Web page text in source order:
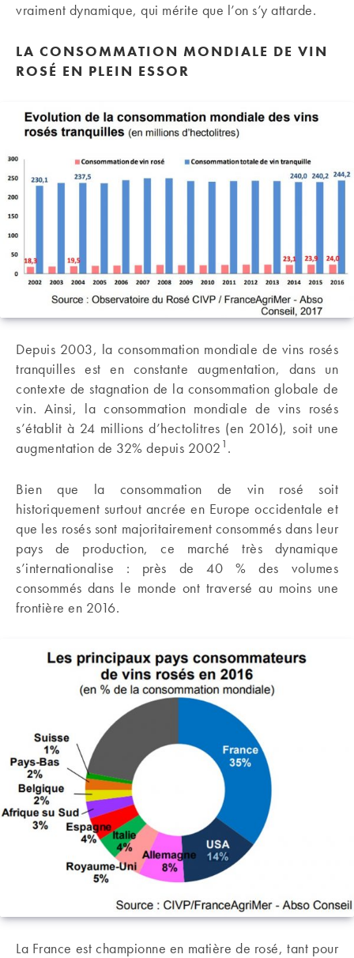
vraiment dynamique, qui mérite que l’on s’y attarde.
LA CONSOMMATION MONDIALE DE VIN
ROSÉ EN PLEIN ESSOR
Depuis 2003, la consommation mondiale de vins rosés
tranquilles est en constante augmentation, dans un
contexte de stagnation de la consommation globale de
vin. Ainsi, la consommation mondiale de vins rosés
s’établit à 24 millions d’hectolitres (en 2016), soit une
augmentation de 32% depuis 2002 1 .
Bien que la consommation de vin rosé soit
historiquement surtout ancrée en Europe occidentale et
que les rosés sont majoritairement consommés dans leur
pays de production, ce marché très dynamique
s’internationalise : près de 40 % des volumes
consommés dans le monde ont traversé au moins une
frontière en 2016.
La France est championne en matière de rosé, tant pour